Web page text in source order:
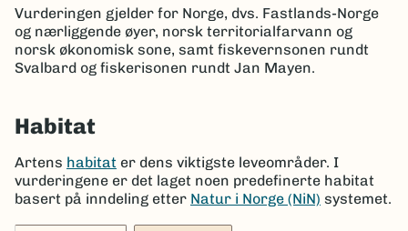
Vurderingen gjelder for Norge, dvs. Fastlands-Norge
og nærliggende øyer, norsk territorialfarvann og
norsk økonomisk sone, samt fiskevernsonen rundt
Svalbard og fiskerisonen rundt Jan Mayen.
Habitat
Artens habitat er dens viktigste leveområder. I
vurderingene er det laget noen predefinerte habitat
basert på inndeling etter Natur i Norge (NiN) systemet.